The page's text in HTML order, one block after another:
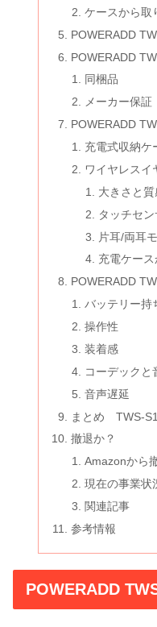
ケースから取
POWERADD
POWERADD
同梱品
メーカー保証
POWERADD
充電式収納ケ
ワイヤレスイ
大きさと質
タッチセン
片耳/両耳
充電ケー
POWERADD
バッテリー持
操作性
装着感
コーデックと
音声遅延
まとめ TWS-
撤退か？
Amazonから
現在の事業状
関連記事
参考情報
POWERADD